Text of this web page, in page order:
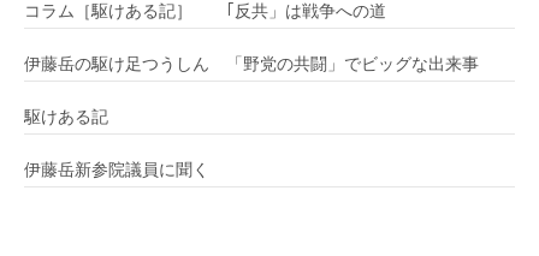
コラム［駆けある記］ ｢反共」は戦争への道
伊藤岳の駆け足つうしん 「野党の共闘」でビッグな出来事
駆けある記
伊藤岳新参院議員に聞く